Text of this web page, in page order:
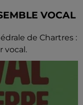
VOCAL
de Chartres :
vocal.